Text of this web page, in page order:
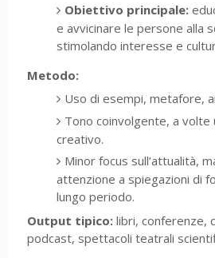
Obiettivo principale:
e avvicinare le persone alla
stimolando interesse e
Metodo:
Uso di esempi, metafore,
Tono coinvolgente, a volte
creativo.
Minor focus sull’attualità,
attenzione a spiegazioni di
lungo periodo.
Output tipico:libri, conferenze,
podcast, spettacoli teatrali